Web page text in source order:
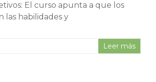
El curso apunta a que los
las habilidades y
Leer más